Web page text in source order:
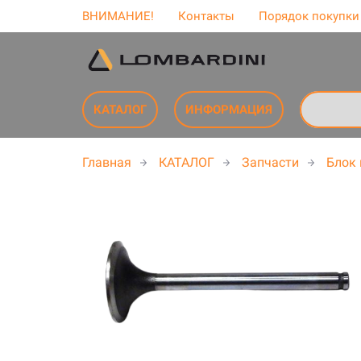
ВНИМАНИЕ! Контакты Порядок покупки
КАТАЛОГ ИНФОРМАЦИЯ
Главная КАТАЛОГ Запчасти Блок